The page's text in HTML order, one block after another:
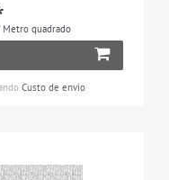
Metro quadrado
Custo de envio